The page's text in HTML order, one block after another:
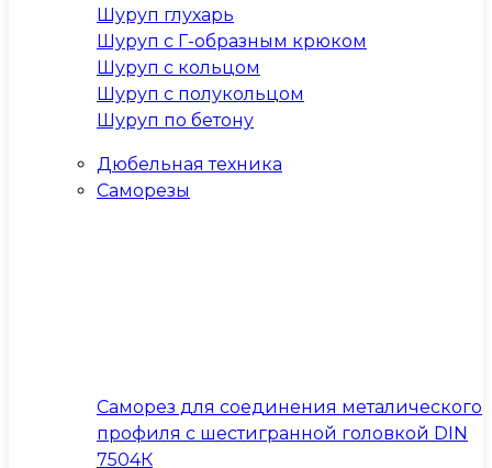
Шуруп глухарь
Шуруп с Г-образным крюком
Шуруп с кольцом
Шуруп с полукольцом
Шуруп по бетону
Дюбельная техника
Саморезы
Саморез для соединения металического
профиля с шестигранной головкой DIN
7504К